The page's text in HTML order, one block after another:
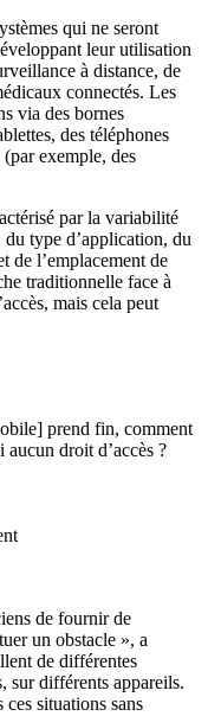
qui ne seront
leur utilisation
à distance, de
connectés. Les
via des bornes
des téléphones
exemple, des
par la variabilité
type d’application, du
de l’emplacement de
traditionnelle face à
mais cela peut
prend fin, comment
aucun droit d’accès ?
de fournir de
un obstacle », a
de différentes
sur différents appareils.
ces situations sans